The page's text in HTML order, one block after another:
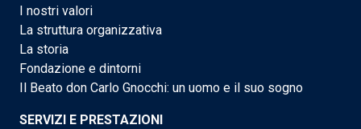
I nostri valori
La struttura organizzativa
La storia
Fondazione e dintorni
Il Beato don Carlo Gnocchi: un uomo e il suo sogno
SERVIZI E PRESTAZIONI